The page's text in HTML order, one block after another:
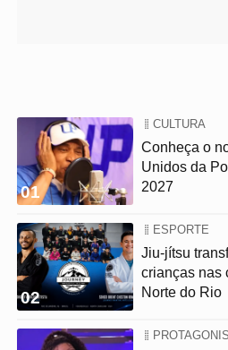
01
CULTURA
Conheça o
Unidos da
2027
02
ESPORTE
Jiu-jítsu
crianças nas
Norte do Rio